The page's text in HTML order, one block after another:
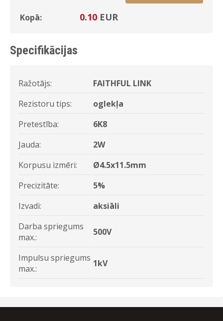
Kopā: 0.10 EUR
Specifikācijas
Ražotājs:
FAITHFUL LINK
Rezistoru tips:
oglekļa
Pretestība:
6K8
Jauda:
2W
Korpusu izmēri:
Ø4.5x11.5mm
Precizitāte:
5%
Izvadi:
aksiāli
Darba spriegums
max.:
500V
Impulsu spriegums
max.:
1kV